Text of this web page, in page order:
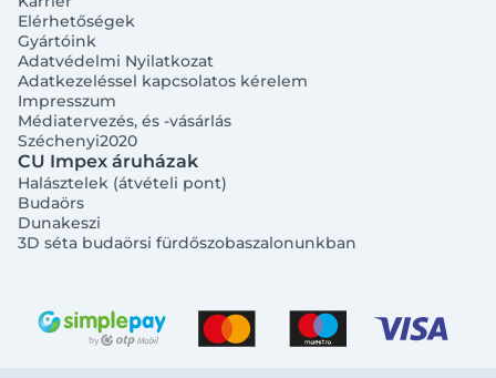
Elérhetőségek
Gyártóink
Adatvédelmi Nyilatkozat
Adatkezeléssel kapcsolatos kérelem
Impresszum
Médiatervezés, és -vásárlás
Széchenyi2020
CU Impex áruházak
Halásztelek (átvételi pont)
Budaörs
Dunakeszi
3D séta budaörsi fürdőszobaszalonunkban